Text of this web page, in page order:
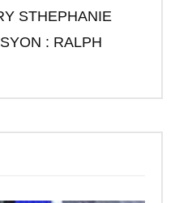
STHEPHANIE
: RALPH